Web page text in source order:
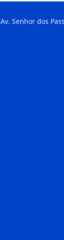
Av. Senhor dos